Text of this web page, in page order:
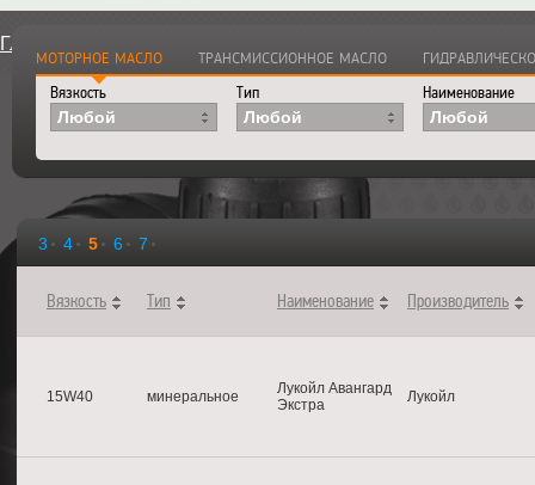
Главная
МОТОРНОЕ МАСЛО ТРАНСМИССИОННОЕ МАСЛО
Вязкость
Любой
Тип
Любой
Наименование
Любой
3 4 5 6 7
Вязкость Тип Наименование Производитель
15W40 минеральное
Лукойл Авангард
Экстра
Лукойл